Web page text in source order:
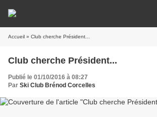
Accueil » Club cherche Président...
Club cherche Président...
Publié le 01/10/2016 à 08:27
Par Ski Club Brénod Corcelles